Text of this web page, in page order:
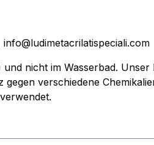
nicht im Wasserbad.
verschiedene